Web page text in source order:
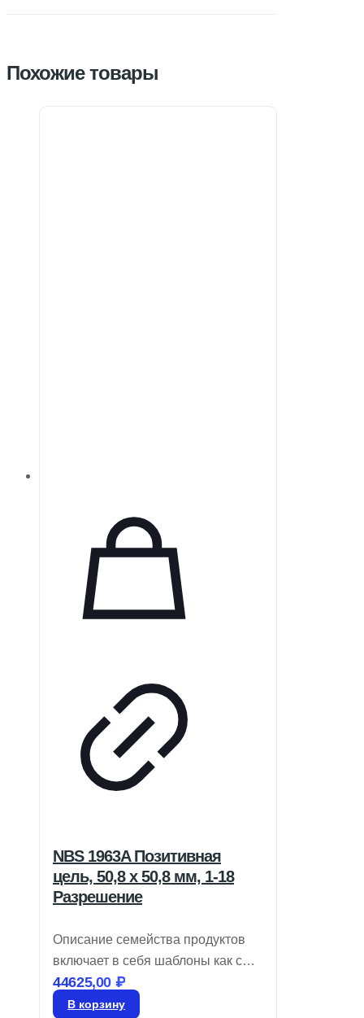
Похожие товары
NBS 1963A Позитивная
цель, 50,8 x 50,8 мм, 1-18
Разрешение
Описание семейства продуктов
включает в себя шаблоны как с
положительными, так и с
отрицательными изображениями,
44625,00 ₽
В корзину